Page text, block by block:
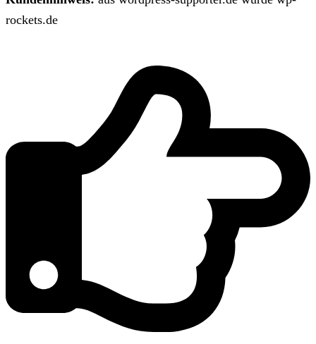
rockets.de